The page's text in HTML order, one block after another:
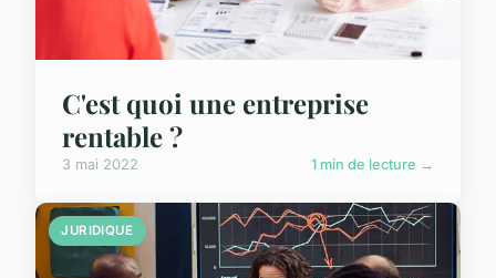
C'est quoi une entreprise
rentable ?
3 mai 2022 1 min de lecture →
JURIDIQUE